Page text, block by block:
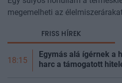
megemelheti az
még az állam finanszírozását is
FRISS HÍREK
18:15
Egymás alá ígérnek a
harc a támogatott